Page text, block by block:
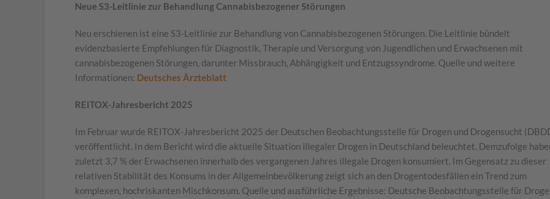
Neue S3-Leitlinie zur Behandlung Cannabisbezogener Störungen
Neu erschienen ist eine S3-Leitlinie zur Behandlung von Cannabisbezogenen Störungen. Die Leitlinie bündelt
evidenzbasierte Empfehlungen für Diagnostik, Therapie und Versorgung von Jugendlichen und Erwachsenen mit
cannabisbezogenen Störungen, darunter Missbrauch, Abhängigkeit und Entzugssyndrome. Quelle und weitere
Informationen: Deutsches Ärzteblatt
REITOX-Jahresbericht 2025
Im Februar wurde REITOX-Jahresbericht 2025 der Deutschen Beobachtungsstelle für Drogen und Drogensucht
veröffentlicht. In dem Bericht wird die aktuelle Situation illegaler Drogen in Deutschland beleuchtet. Demzufolge
zuletzt 3,7 % der Erwachsenen innerhalb des vergangenen Jahres illegale Drogen konsumiert. Im Gegensatz zu dieser
relativen Stabilität des Konsums in der Allgemeinbevölkerung zeigt sich an den Drogentodesfällen ein Trend zum
komplexen, hochriskanten Mischkonsum. Quelle und ausführliche Ergebnisse: Deutsche Beobachtungsstelle für